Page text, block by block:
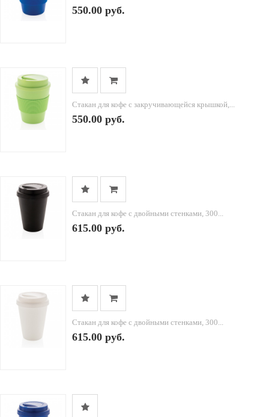
550.00 руб.
Стакан для кофе с закручивающейся крышкой,...
550.00 руб.
Стакан для кофе с двойными стенками, 300...
615.00 руб.
Стакан для кофе с двойными стенками, 300...
615.00 руб.